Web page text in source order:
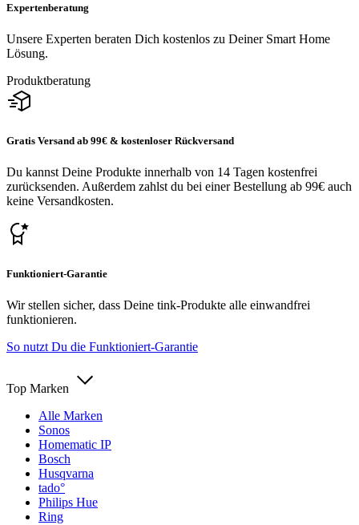
Expertenberatung
Unsere Experten beraten Dich kostenlos zu Deiner Smart Home
Lösung.
Produktberatung
Gratis Versand ab 99€ & kostenloser Rückversand
Du kannst Deine Produkte innerhalb von 14 Tagen kostenfrei
zurücksenden. Außerdem zahlst du bei einer Bestellung ab 99€ auch
keine Versandkosten.
Funktioniert-Garantie
Wir stellen sicher, dass Deine tink-Produkte alle einwandfrei
funktionieren.
So nutzt Du die Funktioniert-Garantie
Top Marken
Alle Marken
Sonos
Homematic IP
Bosch
Husqvarna
tado°
Philips Hue
Ring